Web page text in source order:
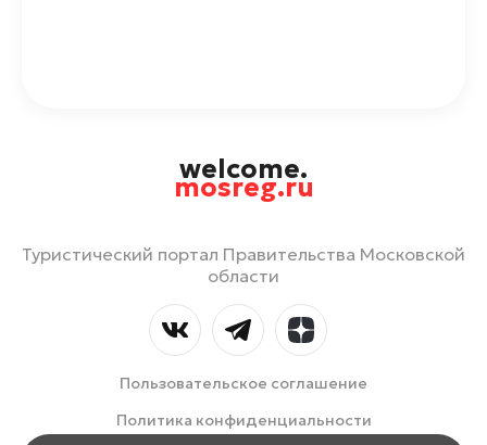
welcome.
mosreg.ru
Туристический портал Правительства Московской
области
Пользовательское соглашение
Политика конфиденциальности